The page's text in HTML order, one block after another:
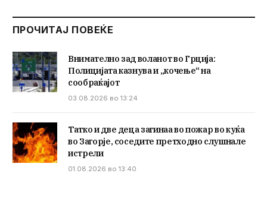
ПРОЧИТАЈ ПОВЕЌЕ
Внимателно зад воланот во Грција:
Полицијата казнува и „кочење“ на
сообраќајот
03.08.2026 во 13:24
Татко и две деца загинаа во пожар во куќа
во Загорје, соседите претходно слушнале
истрели
01.08.2026 во 13:40